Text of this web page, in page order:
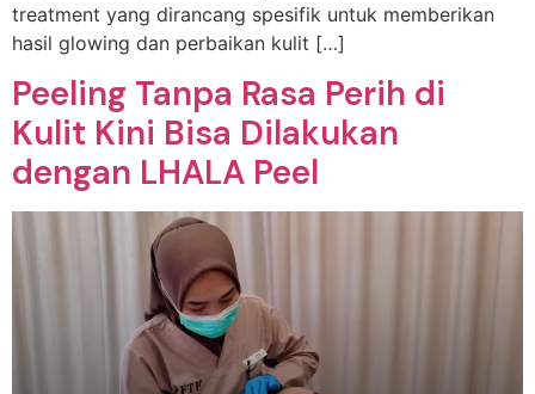
treatment yang dirancang spesifik untuk memberikan
hasil glowing dan perbaikan kulit […]
Peeling Tanpa Rasa Perih di
Kulit Kini Bisa Dilakukan
dengan LHALA Peel